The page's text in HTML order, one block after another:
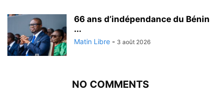
66 ans d’indépendance du Bénin
...
Matin Libre - 3 août 2026
NO COMMENTS